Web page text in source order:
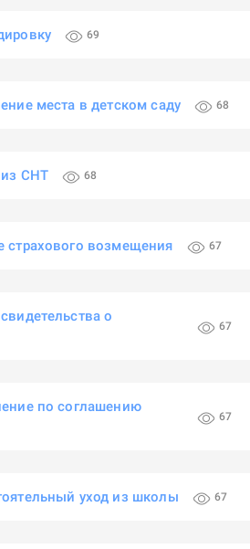
69
места в детском саду 68
СНТ 68
страхового возмещения 67
о
67
по соглашению
67
уход из школы 67